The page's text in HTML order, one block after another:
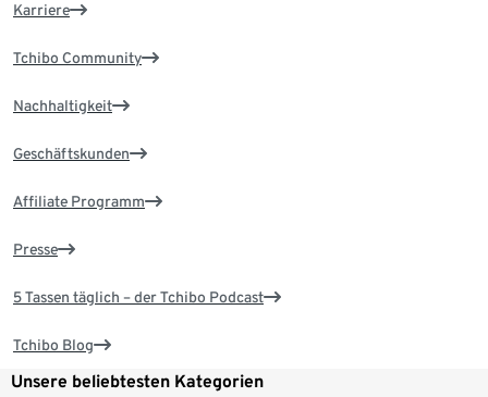
Karriere
Tchibo Community
Nachhaltigkeit
Geschäftskunden
Affiliate Programm
Presse
5 Tassen täglich – der Tchibo Podcast
Tchibo Blog
Unsere beliebtesten Kategorien